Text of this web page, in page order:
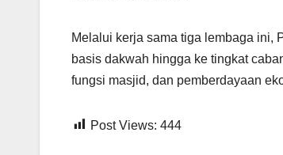
Melalui kerja sama tiga lembaga ini,
basis dakwah hingga ke tingkat
fungsi masjid, dan pemberdayaan
Post Views: 444